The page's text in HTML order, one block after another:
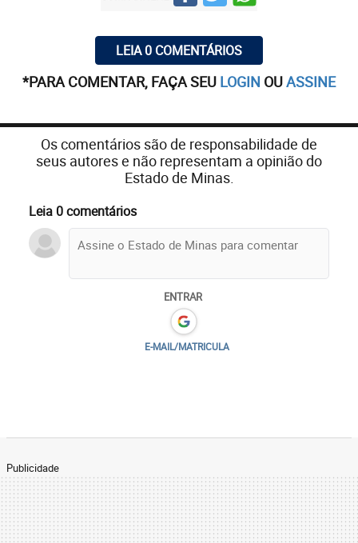
LEIA 0 COMENTÁRIOS
*PARA COMENTAR, FAÇA SEU LOGIN OUASSINE
Os comentários são de responsabilidade de
seus autores e não representam a opinião do
Estado de Minas.
Leia 0 comentários
ENTRAR
E-MAIL/MATRICULA
Publicidade